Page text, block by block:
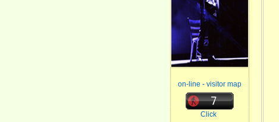
on-line - visitor map
Click